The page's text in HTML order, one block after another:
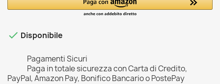
 Disponibile
Pagamenti Sicuri
Paga in totale sicurezza con Carta di Credito,
PayPal, Amazon Pay, Bonifico Bancario o PostePay